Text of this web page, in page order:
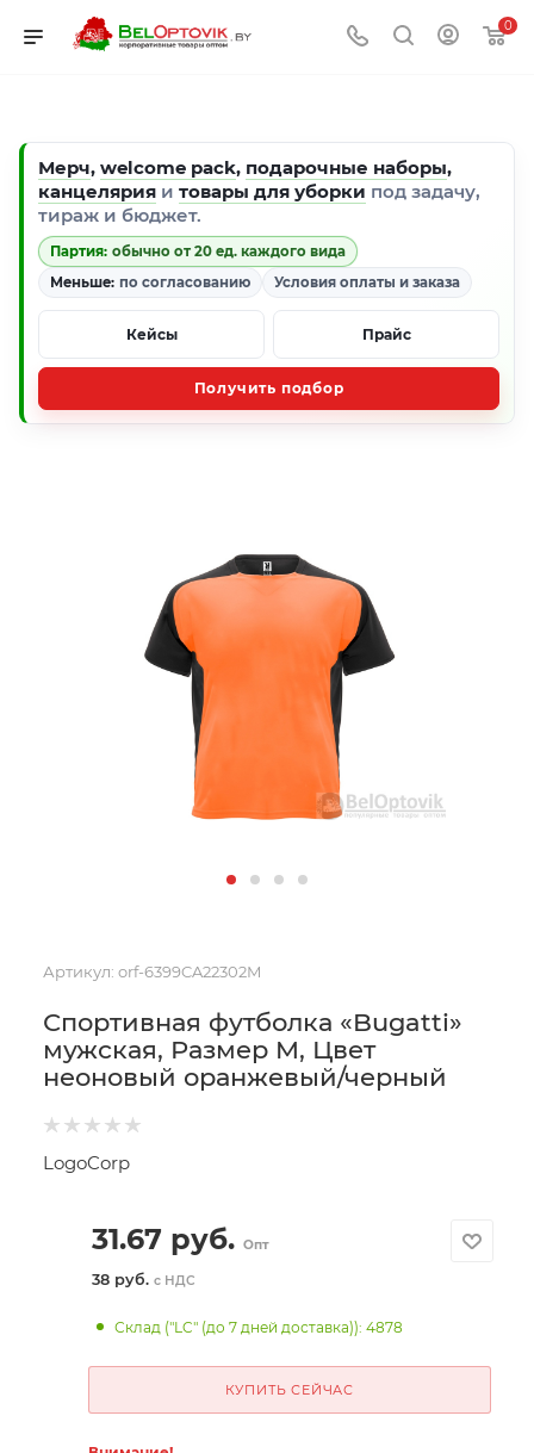
0
Мерч, welcome pack, подарочные наборы,
канцелярия и товары для уборки под задачу,
тираж и бюджет.
Партия: обычно от 20 ед. каждого вида
Меньше: по согласованию Условия оплаты и заказа
Кейсы Прайс
Получить подбор
Артикул: orf-6399CA22302M
Спортивная футболка «Bugatti»
мужская, Размер M, Цвет
неоновый оранжевый/черный
LogoCorp
31.67 руб. Опт
38 руб. с НДС
Склад ("LC" (до 7 дней доставка)): 4878
КУПИТЬ СЕЙЧАС